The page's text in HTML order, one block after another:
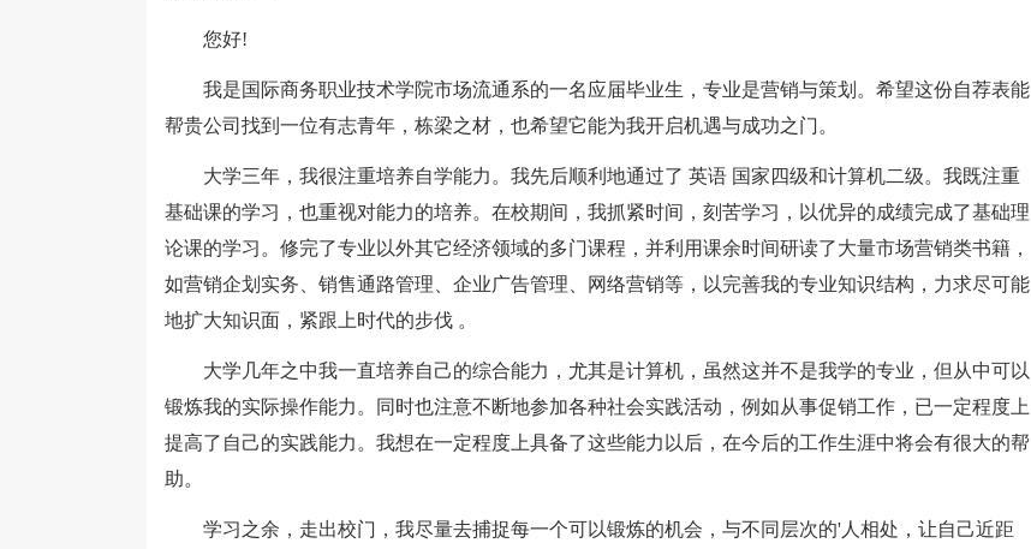
您好!
我是国际商务职业技术学院市场流通系的一名应届毕业生，专业是营销与策划。希望这份自荐表能
帮贵公司找到一位有志青年，栋梁之材，也希望它能为我开启机遇与成功之门。
大学三年，我很注重培养自学能力。我先后顺利地通过了 英语 国家四级和计算机二级。我既注重
基础课的学习，也重视对能力的培养。在校期间，我抓紧时间，刻苦学习，以优异的成绩完成了基础理
论课的学习。修完了专业以外其它经济领域的多门课程，并利用课余时间研读了大量市场营销类书籍，
如营销企划实务、销售通路管理、企业广告管理、网络营销等，以完善我的专业知识结构，力求尽可能
地扩大知识面，紧跟上时代的步伐 。
大学几年之中我一直培养自己的综合能力，尤其是计算机，虽然这并不是我学的专业，但从中可以
锻炼我的实际操作能力。同时也注意不断地参加各种社会实践活动，例如从事促销工作，已一定程度上
提高了自己的实践能力。我想在一定程度上具备了这些能力以后，在今后的工作生涯中将会有很大的帮
助。
学习之余，走出校门，我尽量去捕捉每一个可以锻炼的机会，与不同层次的'人相处，让自己近距